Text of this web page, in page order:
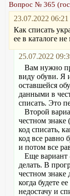
Вопрос № 365
23.07.2022
Как списать
ее в каталоге не
25.07.2022
Вам нужно
виду обуви. Я
оставшейся
данными в
списать. Это
Второй
честном знаке
код списать,
код все равно
и потом все
Еще вариант
делать. В
честном знаке
когда будете
недостачу и